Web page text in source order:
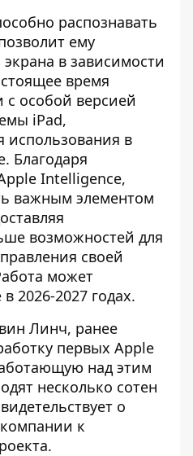
распознавать
ему
в зависимости
время
с особой версией
iPad,
использования в
Благодаря
Intelligence,
важным элементом
возможностей для
своей
может
2026-2027 годах.
Линч, ранее
первых Apple
над этим
несколько сотен
о
к